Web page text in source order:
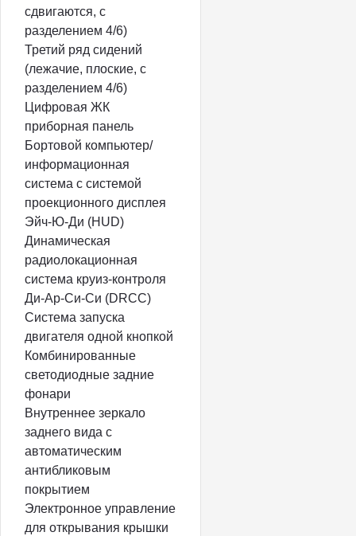
сдвигаются, с
разделением 4/6)
Третий ряд сидений
(лежачие, плоские, с
разделением 4/6)
Цифровая ЖК
приборная панель
Бортовой компьютер/
информационная
система с системой
проекционного дисплея
Эйч-Ю-Ди (HUD)
Динамическая
радиолокационная
система круиз-контроля
Ди-Ар-Си-Си (DRCC)
Система запуска
двигателя одной кнопкой
Комбинированные
светодиодные задние
фонари
Внутреннее зеркало
заднего вида с
автоматическим
антибликовым
покрытием
Электронное управление
для открывания крышки